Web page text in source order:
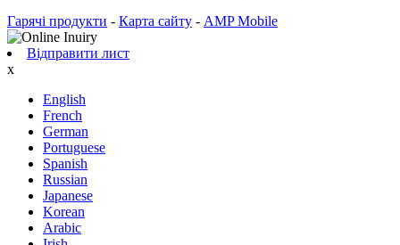
Гарячі продукти - Карта сайту - AMP Mobile
Відправити лист
x
English
French
German
Portuguese
Spanish
Russian
Japanese
Korean
Arabic